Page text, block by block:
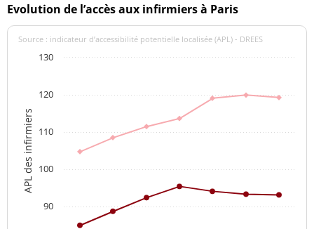
Evolution de l’accès aux infirmiers à Paris
APL des infirmiers
Source : indicateur d’accessibilité potentielle localisée (APL) - DREES
90
100
110
120
130